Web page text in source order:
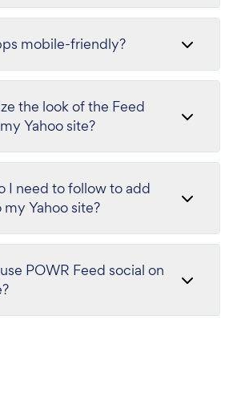
mobile-friendly?
the look of the Feed
Yahoo site?
I need to follow to add
Yahoo site?
POWR Feed social on